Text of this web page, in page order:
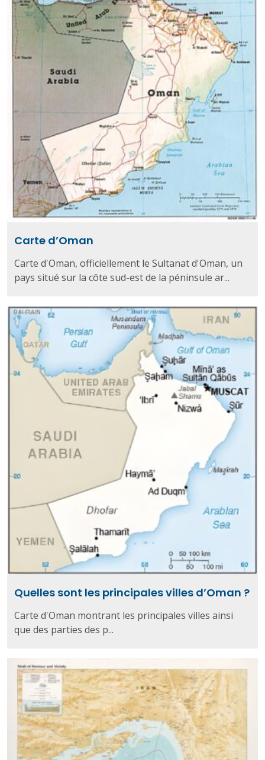
Carte d’Oman
Carte d'Oman, officiellement le Sultanat d'Oman, un
pays situé sur la côte sud-est de la péninsule ar...
Quelles sont les principales villes d’Oman ?
Carte d'Oman montrant les principales villes ainsi
que des parties des p...